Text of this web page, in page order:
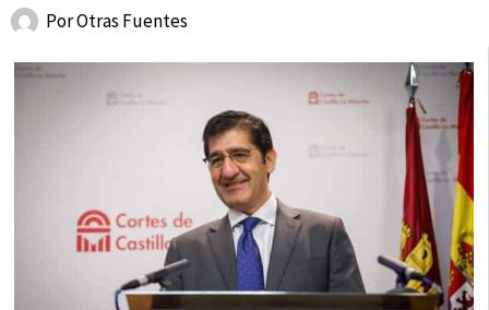
PorOtras Fuentes